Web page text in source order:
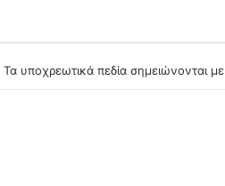
Τα υποχρεωτικά πεδία σημειώνονται με